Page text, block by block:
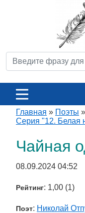
Главная » Поэты »
Серия "12. Белая
Чайная
08.09.2024 04:52
Рейтинг: 1,00 (1)
Поэт: Николай